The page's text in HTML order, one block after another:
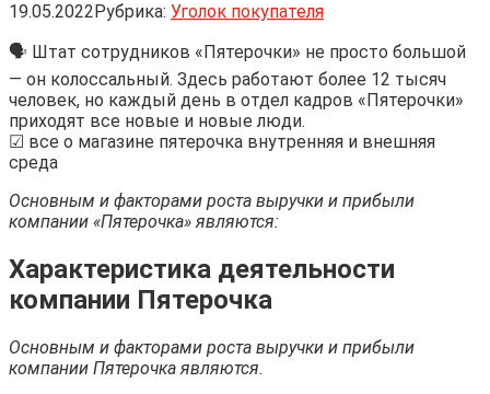
19.05.2022Рубрика: Уголок покупателя
🗣 Штат сотрудников «Пятерочки» не просто большой
— он колоссальный. Здесь работают более 12 тысяч
человек, но каждый день в отдел кадров «Пятерочки»
приходят все новые и новые люди.
☑ все о магазине пятерочка внутренняя и внешняя
среда
Основным и факторами роста выручки и прибыли
компании «Пятерочка» являются:
Характеристика деятельности
компании Пятерочка
Основным и факторами роста выручки и прибыли
компании Пятерочка являются.